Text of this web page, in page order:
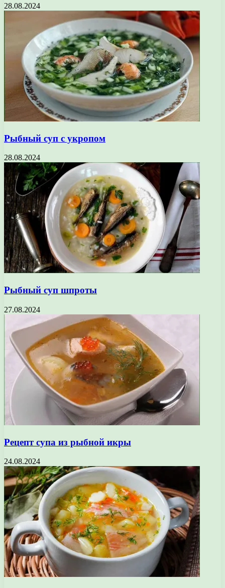
28.08.2024
Рыбный суп с укропом
28.08.2024
Рыбный суп шпроты
27.08.2024
Рецепт супа из рыбной икры
24.08.2024